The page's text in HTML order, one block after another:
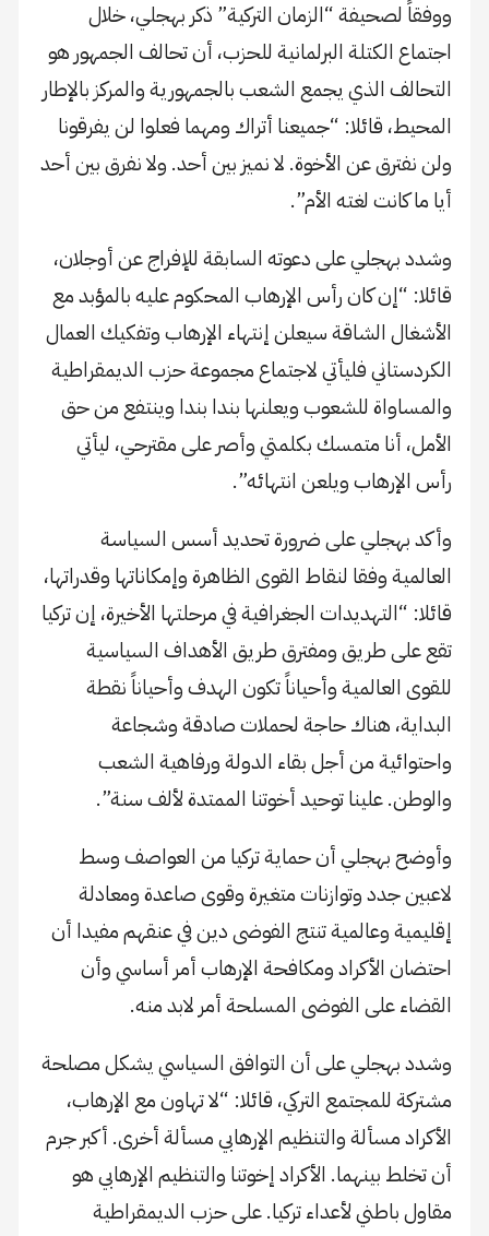
ووفقاً لصحيفة “الزمان التركية” ذكر بهجلي، خلال
اجتماع الكتلة البرلمانية للحزب، أن تحالف الجمهور هو
التحالف الذي يجمع الشعب بالجمهورية والمركز بالإطار
المحيط، قائلا: “جميعنا أتراك ومهما فعلوا لن يفرقونا
ولن نفترق عن الأخوة. لا نميز بين أحد. ولا نفرق بين أحد
أيا ما كانت لغته الأم”.
وشدد بهجلي على دعوته السابقة للإفراج عن أوجلان،
قائلا: “إن كان رأس الإرهاب المحكوم عليه بالمؤبد مع
الأشغال الشاقة سيعلن إنتهاء الإرهاب وتفكيك العمال
الكردستاني فليأتي لاجتماع مجموعة حزب الديمقراطية
والمساواة للشعوب ويعلنها بندا بندا وينتفع من حق
الأمل، أنا متمسك بكلمتي وأصر على مقترحي، ليأتي
رأس الإرهاب ويلعن انتهائه”.
وأكد بهجلي على ضرورة تحديد أسس السياسة
العالمية وفقا لنقاط القوى الظاهرة وإمكاناتها وقدراتها،
قائلا: “التهديدات الجغرافية في مرحلتها الأخيرة، إن تركيا
تقع على طريق ومفترق طريق الأهداف السياسية
للقوى العالمية وأحياناً تكون الهدف وأحياناً نقطة
البداية، هناك حاجة لحملات صادقة وشجاعة
واحتوائية من أجل بقاء الدولة ورفاهية الشعب
والوطن. علينا توحيد أخوتنا الممتدة لألف سنة”.
وأوضح بهجلي أن حماية تركيا من العواصف وسط
لاعبين جدد وتوازنات متغيرة وقوى صاعدة ومعادلة
إقليمية وعالمية تنتج الفوضى دين في عنقهم مفيدا أن
احتضان الأكراد ومكافحة الإرهاب أمر أساسي وأن
القضاء على الفوضى المسلحة أمر لابد منه.
وشدد بهجلي على أن التوافق السياسي يشكل مصلحة
مشتركة للمجتمع التركي، قائلا: “لا تهاون مع الإرهاب،
الأكراد مسألة والتنظيم الإرهابي مسألة أخرى. أكبر جرم
أن تخلط بينهما. الأكراد إخوتنا والتنظيم الإرهابي هو
مقاول باطني لأعداء تركيا. على حزب الديمقراطية